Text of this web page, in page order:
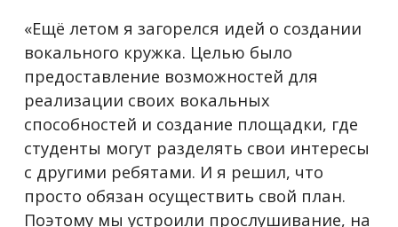
«Ещё летом я загорелся идей о создании
вокального кружка. Целью было
предоставление возможностей для
реализации своих вокальных
способностей и создание площадки, где
студенты могут разделять свои интересы
с другими ребятами. И я решил, что
просто обязан осуществить свой план.
Поэтому мы устроили прослушивание, на